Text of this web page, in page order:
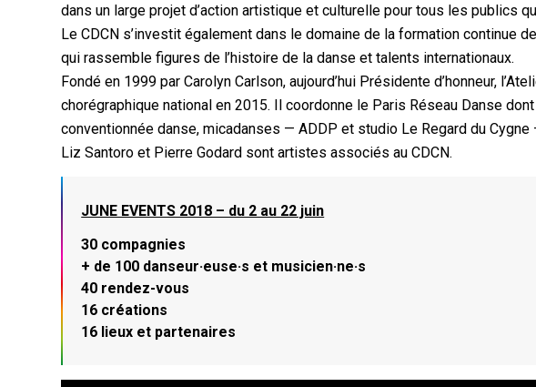
dans un large projet d’action artistique et culturelle pour tous les publics
Le CDCN s’investit également dans le domaine de la formation continue
qui rassemble figures de l’histoire de la danse et talents internationaux.
Fondé en 1999 par Carolyn Carlson, aujourd’hui Présidente d’honneur,
chorégraphique national en 2015. Il coordonne le Paris Réseau Danse
conventionnée danse, micadanses — ADDP et studio Le Regard du Cygne
Liz Santoro et Pierre Godard sont artistes associés au CDCN.
JUNE EVENTS 2018 – du 2 au 22 juin
30 compagnies
+ de 100 danseur·euse·s et musicien·ne·s
40 rendez-vous
16 créations
16 lieux et partenaires